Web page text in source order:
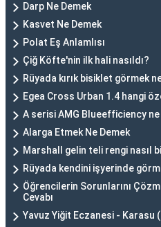
Darp Ne Demek
Kasvet Ne Demek
Polat Eş Anlamlısı
Çiğ Köfte'nin ilk hali nasıldı?
Rüyada kırık bisiklet görmek
Egea Cross Urban 1.4 hangi
A serisi AMG Blueefficiency
Alarga Etmek Ne Demek
Marshall gelin teli rengi nasıl
Rüyada kendini işyerinde
Öğrencilerin Sorunlarını
Cevabı
Yavuz Yiğit Eczanesi - Karasu